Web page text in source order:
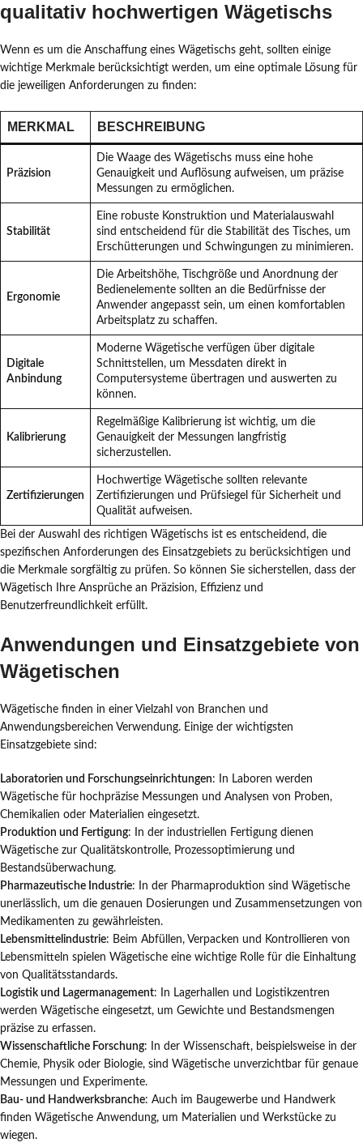
qualitativ hochwertigen Wägetischs
Wenn es um die Anschaffung eines Wägetischs geht, sollten einige
wichtige Merkmale berücksichtigt werden, um eine optimale Lösung für
die jeweiligen Anforderungen zu finden:
MERKMAL BESCHREIBUNG
Präzision
Die Waage des Wägetischs muss eine hohe
Genauigkeit und Auflösung aufweisen, um präzise
Messungen zu ermöglichen.
Stabilität
Eine robuste Konstruktion und Materialauswahl
sind entscheidend für die Stabilität des Tisches, um
Erschütterungen und Schwingungen zu minimieren.
Ergonomie
Die Arbeitshöhe, Tischgröße und Anordnung der
Bedienelemente sollten an die Bedürfnisse der
Anwender angepasst sein, um einen komfortablen
Arbeitsplatz zu schaffen.
Digitale
Anbindung
Moderne Wägetische verfügen über digitale
Schnittstellen, um Messdaten direkt in
Computersysteme übertragen und auswerten zu
können.
Kalibrierung
Regelmäßige Kalibrierung ist wichtig, um die
Genauigkeit der Messungen langfristig
sicherzustellen.
Zertifizierungen
Hochwertige Wägetische sollten relevante
Zertifizierungen und Prüfsiegel für Sicherheit und
Qualität aufweisen.
Bei der Auswahl des richtigen Wägetischs ist es entscheidend, die
spezifischen Anforderungen des Einsatzgebiets zu berücksichtigen und
die Merkmale sorgfältig zu prüfen. So können Sie sicherstellen, dass der
Wägetisch Ihre Ansprüche an Präzision, Effizienz und
Benutzerfreundlichkeit erfüllt.
Anwendungen und Einsatzgebiete von
Wägetischen
Wägetische finden in einer Vielzahl von Branchen und
Anwendungsbereichen Verwendung. Einige der wichtigsten
Einsatzgebiete sind:
Laboratorien und Forschungseinrichtungen: In Laboren werden
Wägetische für hochpräzise Messungen und Analysen von Proben,
Chemikalien oder Materialien eingesetzt.
Produktion und Fertigung: In der industriellen Fertigung dienen
Wägetische zur Qualitätskontrolle, Prozessoptimierung und
Bestandsüberwachung.
Pharmazeutische Industrie: In der Pharmaproduktion sind Wägetische
unerlässlich, um die genauen Dosierungen und Zusammensetzungen von
Medikamenten zu gewährleisten.
Lebensmittelindustrie: Beim Abfüllen, Verpacken und Kontrollieren von
Lebensmitteln spielen Wägetische eine wichtige Rolle für die Einhaltung
von Qualitätsstandards.
Logistik und Lagermanagement: In Lagerhallen und Logistikzentren
werden Wägetische eingesetzt, um Gewichte und Bestandsmengen
präzise zu erfassen.
Wissenschaftliche Forschung: In der Wissenschaft, beispielsweise in der
Chemie, Physik oder Biologie, sind Wägetische unverzichtbar für genaue
Messungen und Experimente.
Bau- und Handwerksbranche: Auch im Baugewerbe und Handwerk
finden Wägetische Anwendung, um Materialien und Werkstücke zu
wiegen.